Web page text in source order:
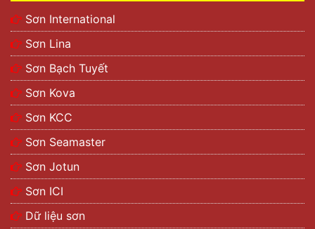
Sơn International
Sơn Lina
Sơn Bạch Tuyết
Sơn Kova
Sơn KCC
Sơn Seamaster
Sơn Jotun
Sơn ICI
Dữ liệu sơn